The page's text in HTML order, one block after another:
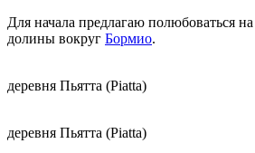
Для начала предлагаю полюбоваться
долины вокруг Бормио.
деревня Пьятта (Piatta)
деревня Пьятта (Piatta)